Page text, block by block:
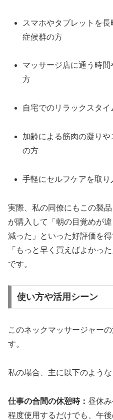
スマホやタブレットを長
症候群の方
マッサージ店に通う時
方
自宅でのリラックスタ
加齢による筋肉の凝り
の方
手軽にセルフケアを取
実際、私の同僚にもこの製
が購入して「朝の目覚めが
減った」といった好評価を
「もっと早く買えばよかっ
です。
使い方や活用シーン
このネックマッサージャー
す。
私の場合、主に以下のよう
仕事の合間の休憩時： 昼休
程度使用するだけでも、午